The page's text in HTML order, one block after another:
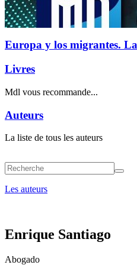
Europa y los migrantes.
Livres
Mdl vous recommande...
Auteurs
La liste de tous les auteurs
Les auteurs
Enrique Santiago
Abogado